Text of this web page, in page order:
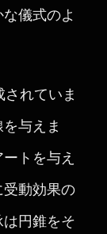
儀式のよ
れていま
与えま
トを与え
動効果の
円錐をそ